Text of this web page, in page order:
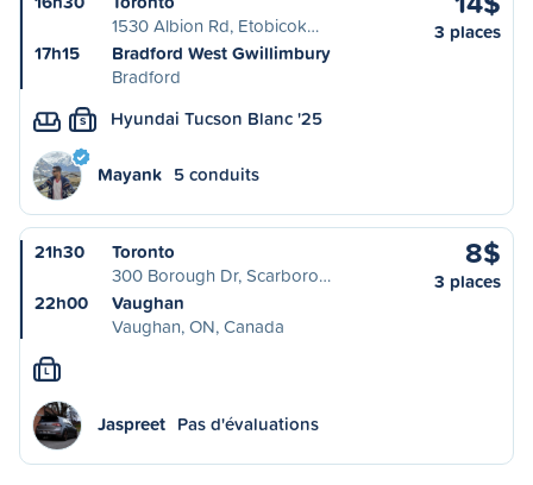
1530 Albion Rd, Etobicok…
17h15
Bradford West Gwillimbury
Bradford
3 places
S Hyundai Tucson Blanc '25
Mayank 5 conduits
21h30
Toronto
300 Borough Dr, Scarboro…
22h00
Vaughan
Vaughan, ON, Canada
8$
3 places
L
Jaspreet Pas d'évaluations